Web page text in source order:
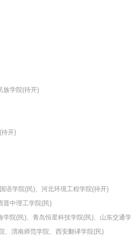
族学院(待开)
开)
语学院(民)、河北环境工程学院(待开)
晋中理工学院(民)
院(民)、青岛恒星科技学院(民)、山东交通
、渭南师范学院、西安翻译学院(民)